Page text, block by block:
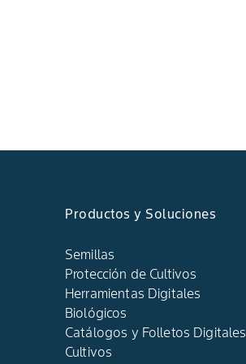
Productos y Soluciones
Semillas
Protección de Cultivos
Herramientas Digitales
Biológicos
Catálogos y Folletos Digitales
Cultivos